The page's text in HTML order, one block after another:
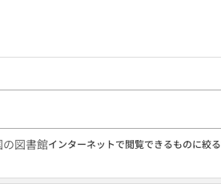
の図書館インターネットで閲覧できるものに絞る